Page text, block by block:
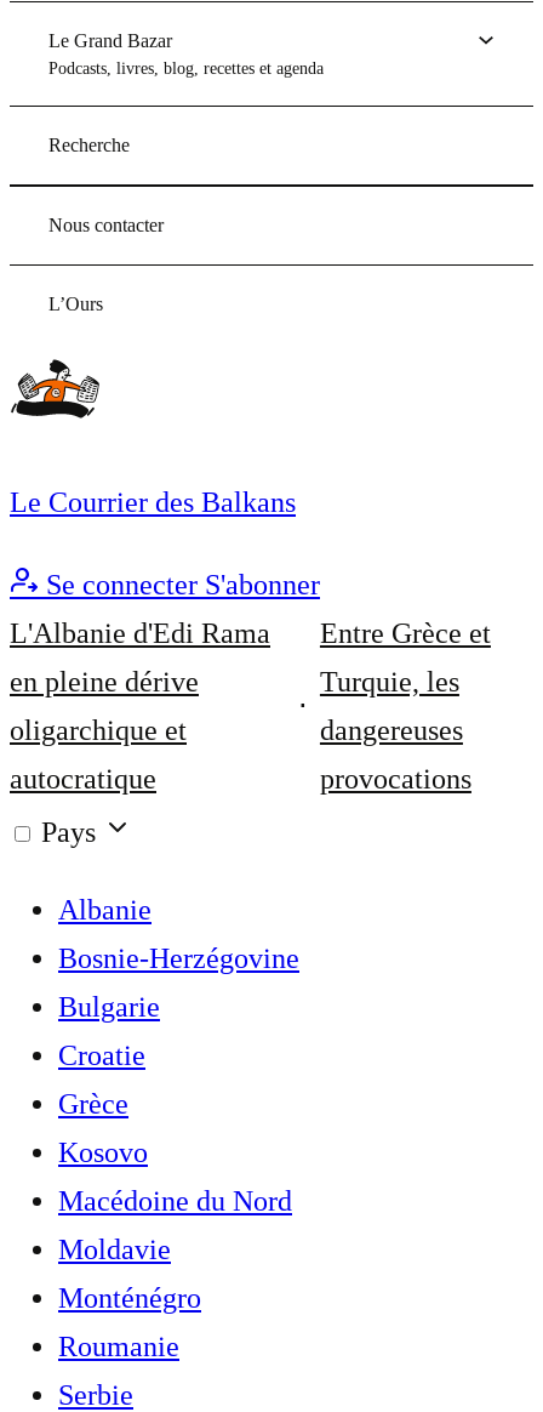
Le Grand Bazar
Podcasts, livres, blog, recettes et agenda
Recherche
Nous contacter
L’Ours
Le Courrier des Balkans
Se connecter S'abonner
L'Albanie d'Edi Rama
en pleine dérive
oligarchique et
autocratique
Entre Grèce et
Turquie, les
dangereuses
provocations
Pays
Albanie
Bosnie-Herzégovine
Bulgarie
Croatie
Grèce
Kosovo
Macédoine du Nord
Moldavie
Monténégro
Roumanie
Serbie